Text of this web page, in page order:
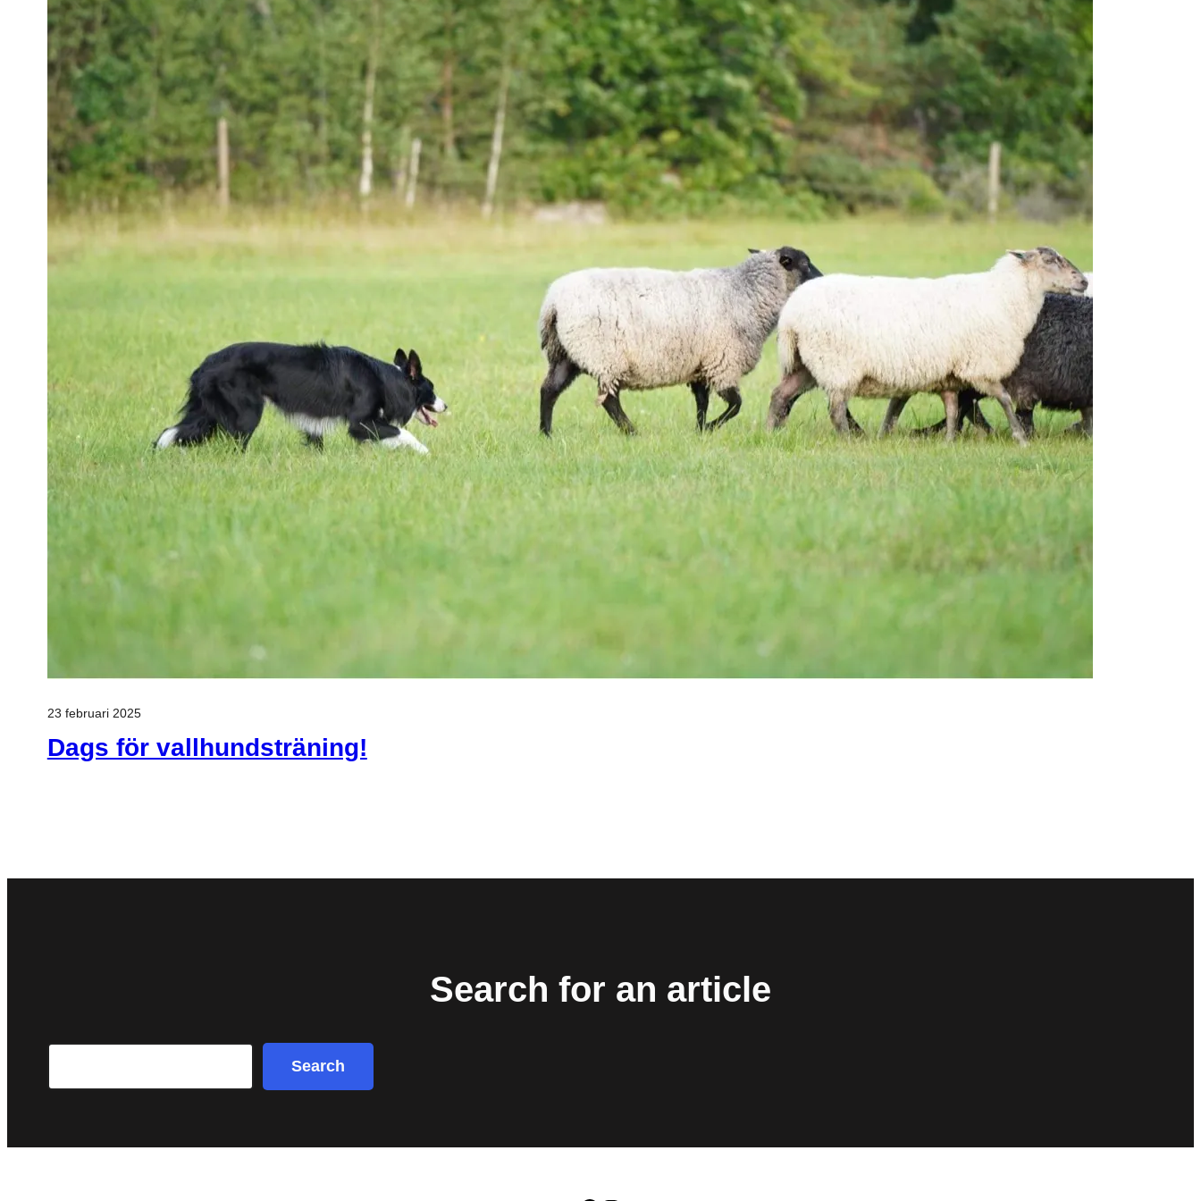
23 februari 2025
Dags för vallhundsträning!
Search for an article
Search